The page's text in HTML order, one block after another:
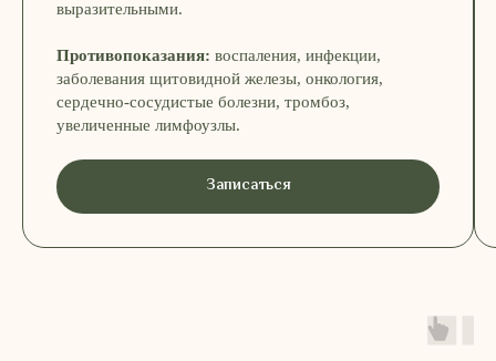
выразительными.
Противопоказания: воспаления, инфекции,
заболевания щитовидной железы, онкология,
сердечно-сосудистые болезни, тромбоз,
увеличенные лимфоузлы.
Записаться
Сертификат — для тех, кто выбирает